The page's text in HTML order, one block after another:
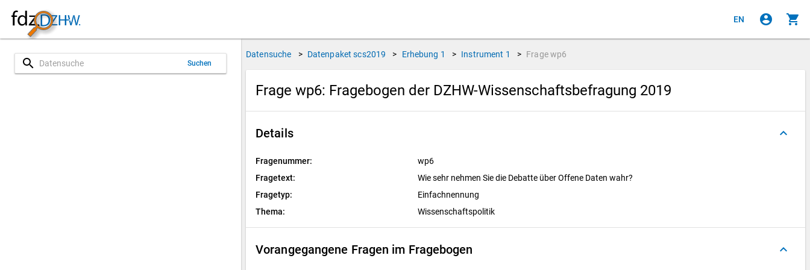
EN account_circle shopping_cart
search Suchen
Datensuche > Datenpaket scs2019 > Erhebung 1 > Instrument 1 > Fragewp6
Frage wp6: Fragebogen der DZHW-Wissenschaftsbefragung 2019
Details keyboard_arrow_up
Fragenummer:
wp6
Fragetext:
Wie sehr nehmen Sie die Debatte über Offene Daten wahr?
Fragetyp:
Einfachnennung
Thema:
Wissenschaftspolitik
Vorangegangene Fragen im Fragebogen keyboard_arrow_up